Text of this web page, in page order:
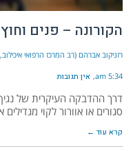
הקורונה – פנים וחוץ
רזניקוב אברהם (רב המרכז הרפואי
5:34 am אין תגובות
דרך ההדבקה העיקרית של
סגורים או אוורור לקוי
קרא עוד ←